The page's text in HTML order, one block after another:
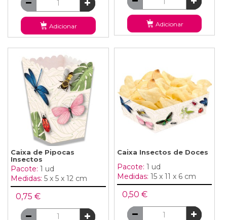
Adicionar Adicionar
Caixa de Pipocas
Insectos
Pacote: 1 ud
Medidas: 5 x 5 x 12 cm
0,75 €
Caixa Insectos de Doces
Pacote: 1 ud
Medidas: 15 x 11 x 6 cm
0,50 €